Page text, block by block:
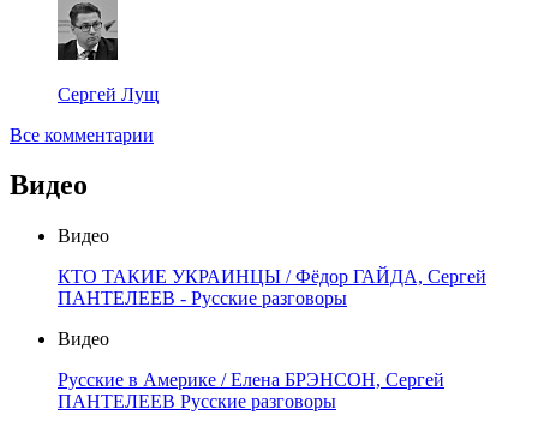
Сергей Лущ
Все комментарии
Видео
Видео
КТО ТАКИЕ УКРАИНЦЫ / Фёдор ГАЙДА, Сергей
ПАНТЕЛЕЕВ - Русские разговоры
Видео
Русские в Америке / Елена БРЭНСОН, Сергей
ПАНТЕЛЕЕВ Русские разговоры